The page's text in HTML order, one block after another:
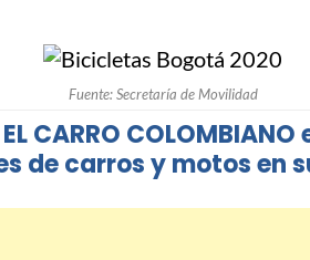
Fuente: Secretaría de Movilidad
CARRO
de carros y motos en